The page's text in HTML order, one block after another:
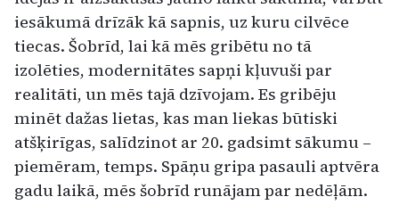
iesākumā drīzāk kā sapnis, uz kuru cilvēce
tiecas. Šobrīd, lai kā mēs gribētu no tā
izolēties, modernitātes sapņi kļuvuši par
realitāti, un mēs tajā dzīvojam. Es gribēju
minēt dažas lietas, kas man liekas būtiski
atšķirīgas, salīdzinot ar 20. gadsimt sākumu –
piemēram, temps. Spāņu gripa pasauli aptvēra
gadu laikā, mēs šobrīd runājam par nedēļām.